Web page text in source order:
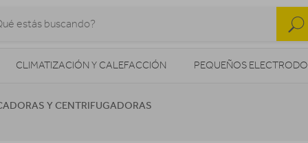
CLIMATIZACIÓN Y CALEFACCIÓN PEQUEÑOS
SONIDO / AUDIO CÁMARAS FOTO/VÍDEO
Y CENTRIFUGADORAS